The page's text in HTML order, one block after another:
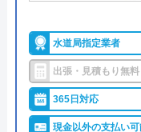
株式会社クリ
クリーンライフは
休日・深夜も出張
ています。
水道局指定業者
出張・見積もり無料
365日対応
現金以外の支払い